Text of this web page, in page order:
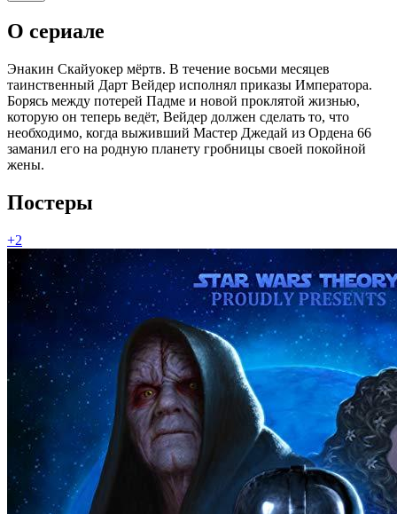
О сериале
Энакин Скайуокер мёртв. В течение восьми месяцев
таинственный Дарт Вейдер исполнял приказы Императора.
Борясь между потерей Падме и новой проклятой жизнью,
которую он теперь ведёт, Вейдер должен сделать то, что
необходимо, когда выживший Мастер Джедай из Ордена 66
заманил его на родную планету гробницы своей покойной
жены.
Постеры
+2